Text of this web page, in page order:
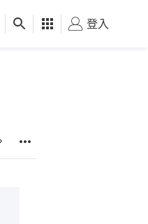
健康 好食玩飛
登入